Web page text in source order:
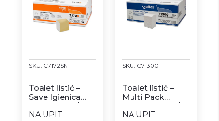
SKU: C7172SN
Toalet listić –
Save Igienica
NA UPIT
SKU: C71300
Toalet listić –
Multi Pack
NA UPIT